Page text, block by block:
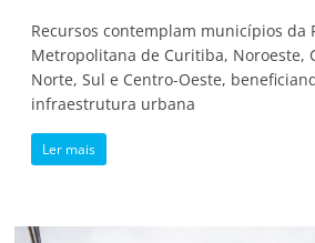
Recursos contemplam municípios da
Metropolitana de Curitiba, Noroeste,
Norte, Sul e Centro-Oeste,
infraestrutura urbana
Ler mais